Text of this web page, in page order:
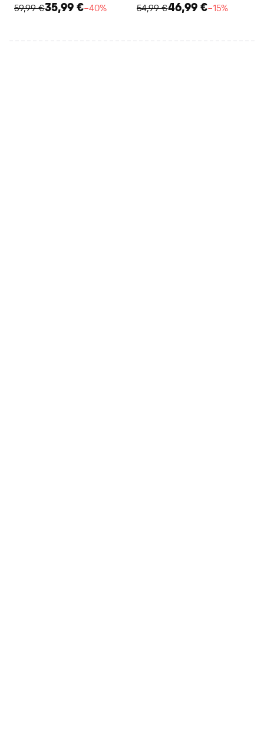
59,99 €35,99 €−40%
54,99 €46,99 €−15%